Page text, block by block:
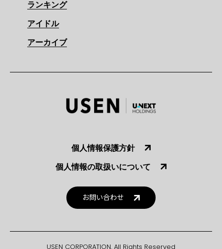
ランキング
アイドル
アーカイブ
個人情報保護方針
個人情報の取扱いについて
お問い合わせ
USEN CORPORATION. All Rights Reserved